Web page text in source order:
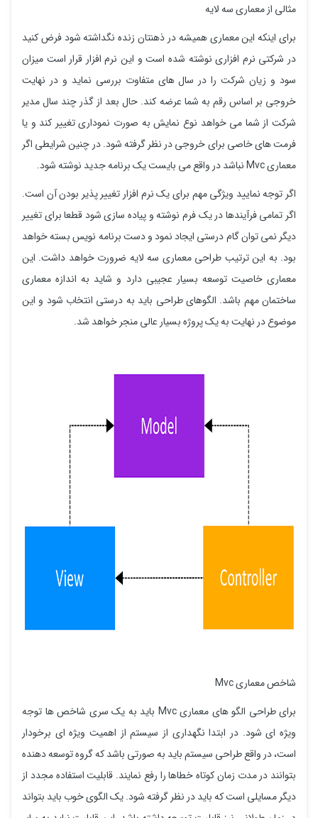
مثالی از معماری سه لایه
برای اینکه این معماری همیشه در ذهنتان زنده نگداشته شود فرض کنید
در شرکتی نرم افزاری نوشته شده است و این نرم افزار قرار است میزان
سود و زیان شرکت را در سال های متفاوت بررسی نماید و در نهایت
خروجی بر اساس رقم به شما عرضه کند. حال بعد از گذر چند سال مدیر
شرکت از شما می خواهد نوع نمایش به صورت نموداری تغییر کند و یا
فرمت های خاصی برای خروجی در نظر گرفته شود. در چنین شرایطی اگر
معماری Mvc نباشد در واقع می بایست یک برنامه جدید نوشته شود.
اگر توجه نمایید ویژگی مهم برای یک نرم افزار تغییر پذیر بودن آن است.
اگر تمامی فرآیندها در یک فرم نوشته و پیاده سازی شود قطعا برای تغییر
دیگر نمی توان گام درستی ایجاد نمود و دست برنامه نویس بسته خواهد
بود. به این ترتیب طراحی معماری سه لایه ضرورت خواهد داشت. این
معماری خاصیت توسعه بسیار عجیبی دارد و شاید به اندازه معماری
ساختمان مهم باشد. الگوهای طراحی باید به درستی انتخاب شود و این
موضوع در نهایت به یک پروژه بسیار عالی منجر خواهد شد.
شاخص معماری Mvc
برای طراحی الگو های معماری Mvc باید به یک سری شاخص ها توجه
ویژه ای شود. در ابتدا نگهداری از سیستم از اهمیت ویژه ای برخودار
است، در واقع طراحی سیستم باید به صورتی باشد که گروه توسعه دهنده
بتوانند در مدت زمان کوتاه خطاها را رفع نمایند. قابلیت استفاده مجدد از
دیگر مسایلی است که باید در نظر گرفته شود. یک الگوی خوب باید بتواند